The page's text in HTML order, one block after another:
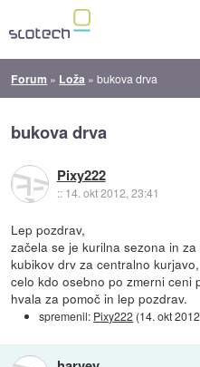
Forum » Loža »bukova drva
bukova drva
Pixy222
:: 14. okt 2012, 23:41
Lep pozdrav,
začela se je kurilna sezona in
kubikov drv za centralno
celo kdo osebno po zmerni ceni
hvala za pomoč in lep pozdrav.
spremenil: Pixy222 (14. okt